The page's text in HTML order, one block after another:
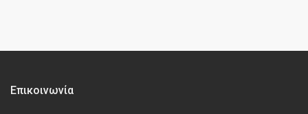
Επικοινωνία